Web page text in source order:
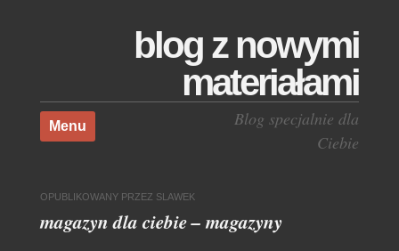
blog z nowymi
materiałami
Blog specjalnie dla
Ciebie
Menu
Skocz do treści
OPUBLIKOWANY PRZEZ SLAWEK
magazyn dla ciebie – magazyny